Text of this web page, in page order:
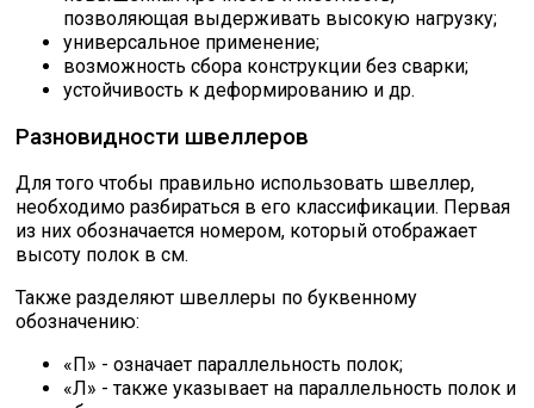
позволяющая выдерживать высокую нагрузку;
универсальное применение;
возможность сбора конструкции без сварки;
устойчивость к деформированию и др.
Разновидности швеллеров
Для того чтобы правильно использовать швеллер,
необходимо разбираться в его классификации. Первая
из них обозначается номером, который отображает
высоту полок в см.
Также разделяют швеллеры по буквенному
обозначению:
«П» - означает параллельность полок;
«Л» - также указывает на параллельность полок и